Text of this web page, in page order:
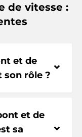
de vitesse :
et de
son rôle ?
⌃
et de
sa
⌃